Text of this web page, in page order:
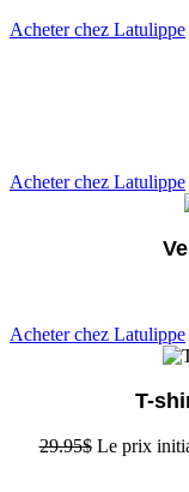
Acheter chez Latulippe
Acheter chez Latulippe
Acheter chez Latulippe
T-
29.95$ Le prix